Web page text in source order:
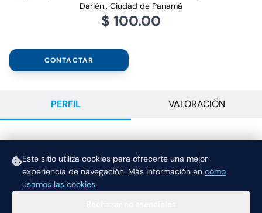
Este sitio utiliza cookies para ofrecerte una mejor
experiencia de navegación. Más información en cómo
usamos las cookies.
Darién., Ciudad de Panamá
$ 100.00
CONTACTAR
PERFIL VALORACIÓN
Consulta